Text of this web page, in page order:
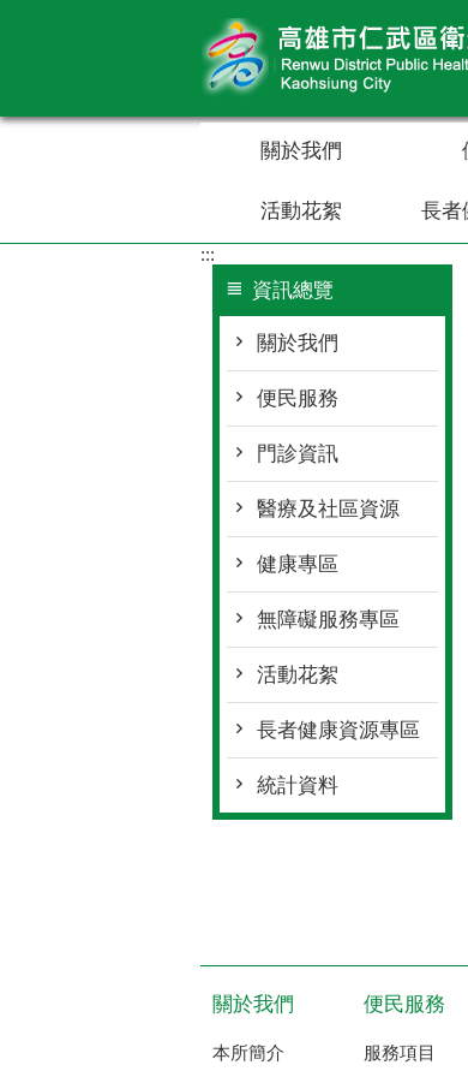
關於我們
活動花絮 長者
:::
資訊總覽
關於我們
便民服務
門診資訊
醫療及社區資源
健康專區
無障礙服務專區
活動花絮
長者健康資源專區
統計資料
關於我們
本所簡介
便民服務
服務項目